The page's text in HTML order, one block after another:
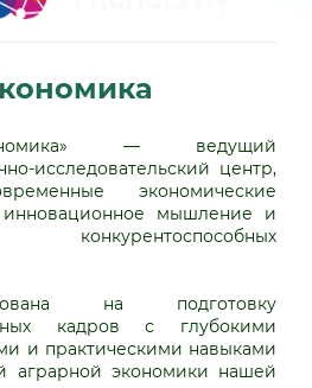
— ведущий
исследовательский центр,
экономические
мышление и
конкурентоспособных
на подготовку
кадров с глубокими
и практическими навыками
аграрной экономики нашей